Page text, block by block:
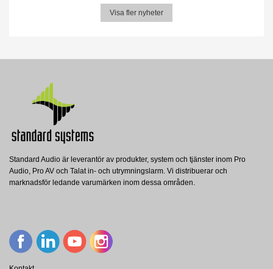
Visa fler nyheter
Standard Audio är leverantör av produkter, system och tjänster inom Pro
Audio, Pro AV och Talat in- och utrymningslarm. Vi distribuerar och
marknadsför ledande varumärken inom dessa områden.